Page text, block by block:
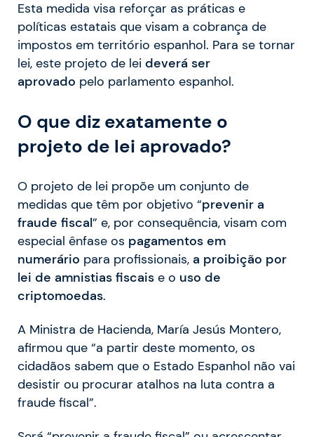
Esta medida visa reforçar as práticas e
políticas estatais que visam a cobrança de
impostos em território espanhol. Para se tornar
lei, este projeto de lei deverá ser
aprovado pelo parlamento espanhol.
O que diz exatamente o
projeto de lei aprovado?
O projeto de lei propõe um conjunto de
medidas que têm por objetivo “prevenir a
fraude fiscal” e, por consequência, visam com
especial ênfase os pagamentos em
numerário para profissionais, a proibição por
lei de amnistias fiscais e o uso de
criptomoedas.
A Ministra de Hacienda, María Jesús Montero,
afirmou que “a partir deste momento, os
cidadãos sabem que o Estado Espanhol não vai
desistir ou procurar atalhos na luta contra a
fraude fiscal”.